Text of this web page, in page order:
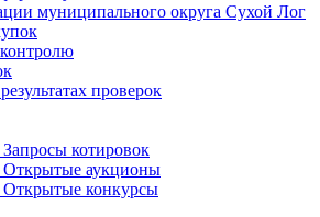
муниципального округа Сухой Лог
проверок
Запросы котировок
Открытые аукционы
Открытые конкурсы